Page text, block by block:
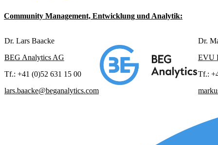
Community Management, Entwicklung und Analytik:
Dr. Lars Baacke
BEG Analytics AG
Tf.: +41 (0)52 631 15 00
lars.baacke@beganalytics.com
Dr.
EVU
Tf.: